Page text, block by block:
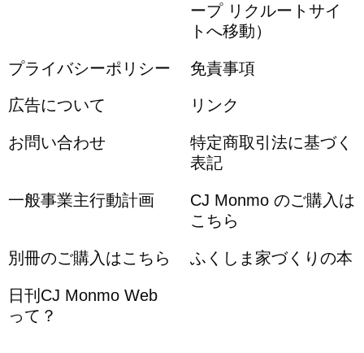
ープ リクルートサイ
トへ移動）
プライバシーポリシー 免責事項
広告について リンク
お問い合わせ
特定商取引法に基づく
表記
一般事業主行動計画
CJ Monmo のご購入は
こちら
別冊のご購入はこちら ふくしま家づくりの本
日刊CJ Monmo Web
って？